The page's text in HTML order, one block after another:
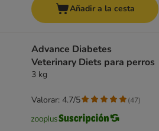
Añadir a la cesta
Advance Diabetes
Veterinary Diets para perros
3 kg
Valorar: 4.7/5 (47)